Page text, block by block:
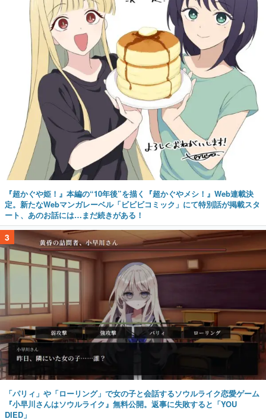
『超かぐや姫！』本編の“10年後”を描く『超かぐやメシ！』Web連載決
定。新たなWebマンガレーベル「ビビビコミック」にて特別話が掲載スタ
ート、あのお話には…まだ続きがある！
3
「パリィ」や「ローリング」で女の子と会話するソウルライク恋愛ゲーム
『小早川さんはソウルライク』無料公開。返事に失敗すると「YOU
DIED」